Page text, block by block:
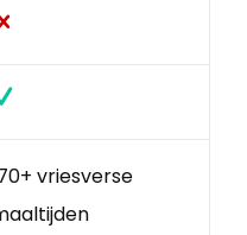
vriesverse